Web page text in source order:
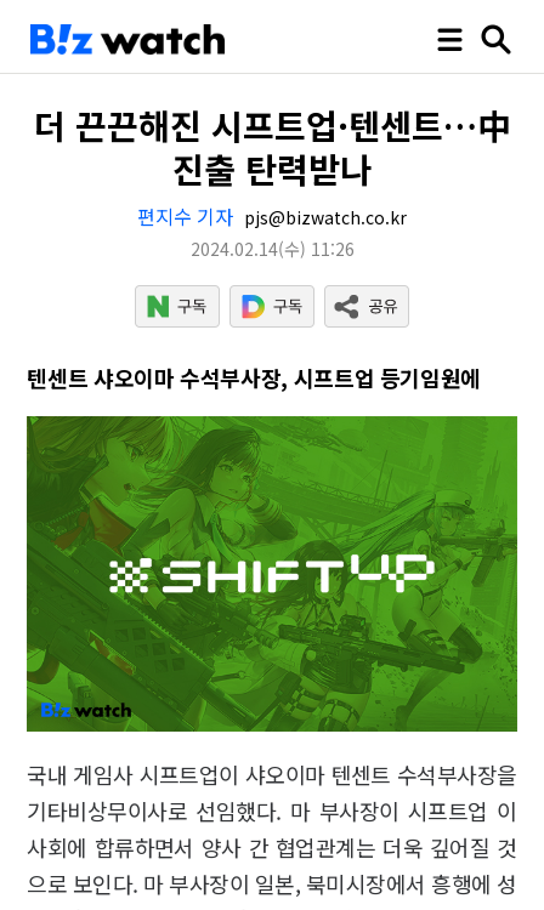
더 끈끈해진 시프트업·텐센트…中
진출 탄력받나
편지수 기자 pjs@bizwatch.co.kr
2024.02.14(수) 11:26
텐센트 샤오이마 수석부사장, 시프트업 등기임원에
국내 게임사 시프트업이 샤오이마 텐센트 수석부사장을
기타비상무이사로 선임했다. 마 부사장이 시프트업 이
사회에 합류하면서 양사 간 협업관계는 더욱 깊어질 것
으로 보인다. 마 부사장이 일본, 북미시장에서 흥행에 성